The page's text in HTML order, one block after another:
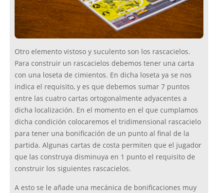
Otro elemento vistoso y suculento son los rascacielos.
Para construir un rascacielos debemos tener una carta
con una loseta de cimientos. En dicha loseta ya se nos
indica el requisito, y es que debemos sumar 7 puntos
entre las cuatro cartas ortogonalmente adyacentes a
dicha localización. En el momento en el que cumplamos
dicha condición colocaremos el tridimensional rascacielo
para tener una bonificación de un punto al final de la
partida. Algunas cartas de costa permiten que el jugador
que las construya disminuya en 1 punto el requisito de
construir los siguientes rascacielos.
A esto se le añade una mecánica de bonificaciones muy